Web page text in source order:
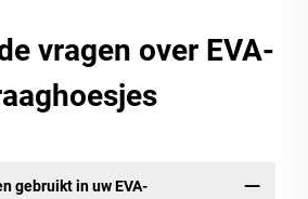
vragen over EVA-
gebruikt in uw EVA-